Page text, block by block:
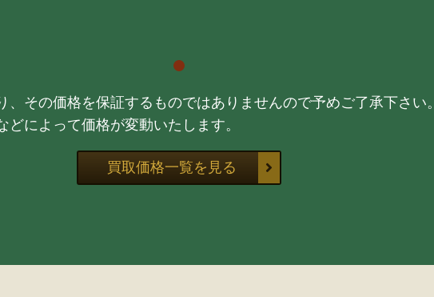
その価格を保証するものではありませんので予めご了承下さい。
によって価格が変動いたします。
買取価格一覧を見る